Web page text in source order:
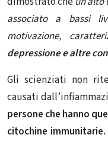
associato a bassi
motivazione,
depressione e altre
Gli scienziati non
causati
persone che hanno
citochine